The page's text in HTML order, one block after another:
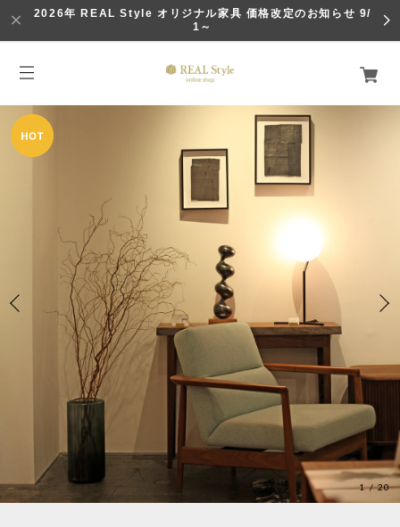
2026年 REAL Style オリジナル家具 価格改定のお知らせ 9/
1～
1/20